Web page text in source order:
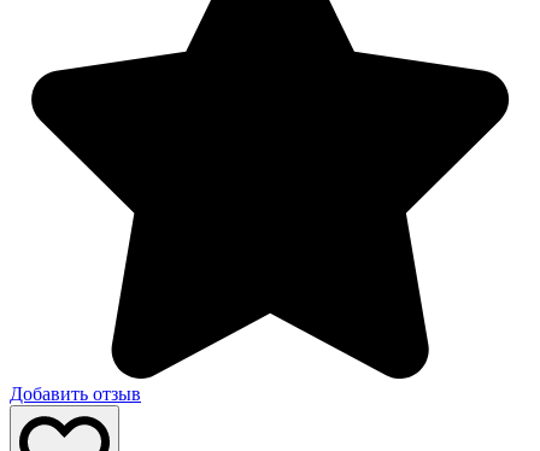
Добавить отзыв